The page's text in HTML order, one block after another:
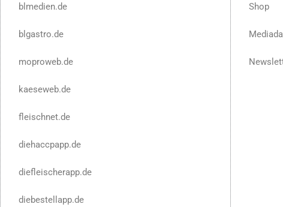
blmedien.de
blgastro.de
moproweb.de
kaeseweb.de
fleischnet.de
diehaccpapp.de
diefleischerapp.de
diebestellapp.de
Shop